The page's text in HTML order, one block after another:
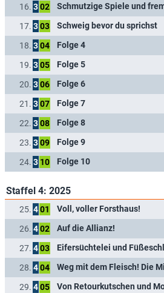
16. 302 Schmutzige Spiele und
17. 303 Schweig bevor du sprichst
18. 304 Folge 4
19. 305 Folge 5
20. 306 Folge 6
21. 307 Folge 7
22. 308 Folge 8
23. 309 Folge 9
24. 3 10 Folge 10
Staffel 4: 2025
25. 401 Voll, voller Forsthaus!
26. 402 Auf die Allianz!
27. 403 Eifersüchtelei und
28. 404
29. 405 Von Retourkutschen und